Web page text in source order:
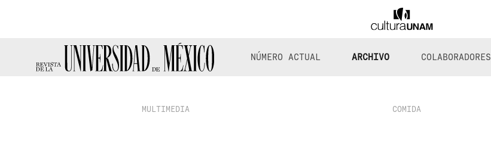
NÚMERO ACTUAL ARCHIVO COLABORADORES
MULTIMEDIA COMIDA